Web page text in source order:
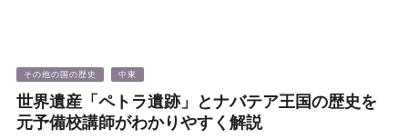
その他の国の歴史 中東
世界遺産「ペトラ遺跡」とナバテア王国の歴史を
元予備校講師がわかりやすく解説